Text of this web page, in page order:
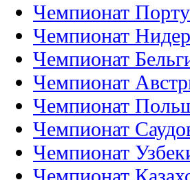
Чемпионат
Чемпионат
Чемпионат
Чемпионат
Чемпионат
Чемпионат
Чемпионат